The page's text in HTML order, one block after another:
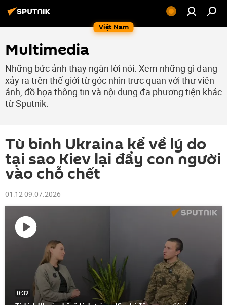
Việt Nam
Multimedia
Những bức ảnh thay ngàn lời nói. Xem những gì đang
xảy ra trên thế giới từ góc nhìn trực quan với thư viện
ảnh, đồ họa thông tin và nội dung đa phương tiện khác
từ Sputnik.
Tù binh Ukraina kể về lý do
tại sao Kiev lại đẩy con người
vào chỗ chết
01:12 09.07.2026
0:32